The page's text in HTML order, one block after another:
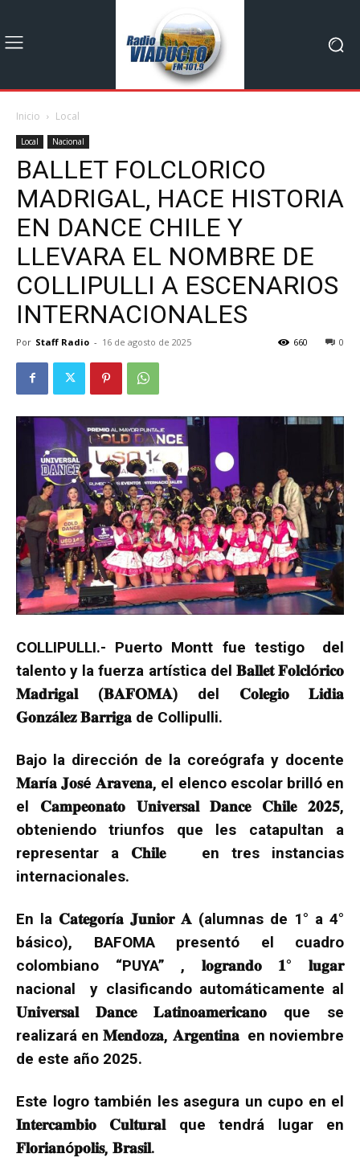
Inicio Local
Local Nacional
BALLET FOLCLORICO
MADRIGAL, HACE HISTORIA
EN DANCE CHILE Y
LLEVARA EL NOMBRE DE
COLLIPULLI A ESCENARIOS
INTERNACIONALES
Por Staff Radio - 16 de agosto de 2025 0
660
COLLIPULLI.- Puerto Montt fue testigo del
talento y la fuerza artística del 𝐁𝐚𝐥𝐥𝐞𝐭 𝐅𝐨𝐥𝐜𝐥ó𝐫𝐢𝐜𝐨
𝐌𝐚𝐝𝐫𝐢𝐠𝐚𝐥 (𝐁𝐀𝐅𝐎𝐌𝐀) del 𝐂𝐨𝐥𝐞𝐠𝐢𝐨 𝐋𝐢𝐝𝐢𝐚
𝐆𝐨𝐧𝐳á𝐥𝐞𝐳 𝐁𝐚𝐫𝐫𝐢𝐠𝐚 de Collipulli.
Bajo la dirección de la coreógrafa y docente
𝐌𝐚𝐫í𝐚 𝐉𝐨𝐬é 𝐀𝐫𝐚𝐯𝐞𝐧𝐚, el elenco escolar brilló en
el 𝐂𝐚𝐦𝐩𝐞𝐨𝐧𝐚𝐭𝐨 𝐔𝐧𝐢𝐯𝐞𝐫𝐬𝐚𝐥 𝐃𝐚𝐧𝐜𝐞 𝐂𝐡𝐢𝐥𝐞 𝟐𝟎𝟐𝟓,
obteniendo triunfos que les catapultan a
representar a 𝐂𝐡𝐢𝐥𝐞 en tres instancias
internacionales.
En la 𝐂𝐚𝐭𝐞𝐠𝐨𝐫í𝐚 𝐉𝐮𝐧𝐢𝐨𝐫 𝐀 (alumnas de 1° a 4°
básico), BAFOMA presentó el cuadro
colombiano “PUYA” , 𝐥𝐨𝐠𝐫𝐚𝐧𝐝𝐨 𝟏° 𝐥𝐮𝐠𝐚𝐫
nacional y clasificando automáticamente al
𝐔𝐧𝐢𝐯𝐞𝐫𝐬𝐚𝐥 𝐃𝐚𝐧𝐜𝐞 𝐋𝐚𝐭𝐢𝐧𝐨𝐚𝐦𝐞𝐫𝐢𝐜𝐚𝐧𝐨 que se
realizará en 𝐌𝐞𝐧𝐝𝐨𝐳𝐚, 𝐀𝐫𝐠𝐞𝐧𝐭𝐢𝐧𝐚 en noviembre
de este año 2025.
Este logro también les asegura un cupo en el
𝐈𝐧𝐭𝐞𝐫𝐜𝐚𝐦𝐛𝐢𝐨 𝐂𝐮𝐥𝐭𝐮𝐫𝐚𝐥 que tendrá lugar en
𝐅𝐥𝐨𝐫𝐢𝐚𝐧ó𝐩𝐨𝐥𝐢𝐬, 𝐁𝐫𝐚𝐬𝐢𝐥.